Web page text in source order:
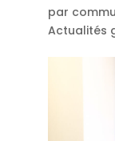
par
Actualités